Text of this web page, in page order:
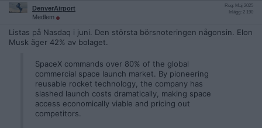
DenverAirport
Medlem
Reg: Maj 2025
Inlägg: 2 190
Listas på Nasdaq i juni. Den största börsnoteringen någonsin. Elon
Musk äger 42% av bolaget.
SpaceX commands over 80% of the global
commercial space launch market. By pioneering
reusable rocket technology, the company has
slashed launch costs dramatically, making space
access economically viable and pricing out
competitors.